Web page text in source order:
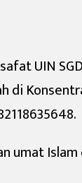
UIN
di
umat